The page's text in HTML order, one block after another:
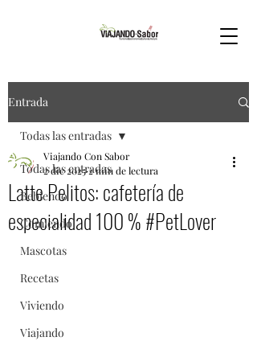
Entrada
Todas las entradas
Bebiendo
Comiendo
Mascotas
Recetas
Viviendo
Viajando
Todas las entradas
Latte Pelitos: cafetería de
especialidad 100 % #PetLover
Viajando Con Sabor
2 dic 20252 min de lectura